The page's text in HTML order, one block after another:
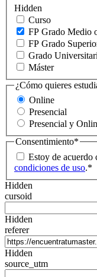
Hidden
Curso
FP Grado Medio
FP Grado
Grado
Máster
¿Cómo quieres
Online
Presencial
Presencial y
Consentimiento*
Estoy de acuerdo
condiciones de uso.*
Hidden
cursoid
Hidden
referer
Hidden
source_utm